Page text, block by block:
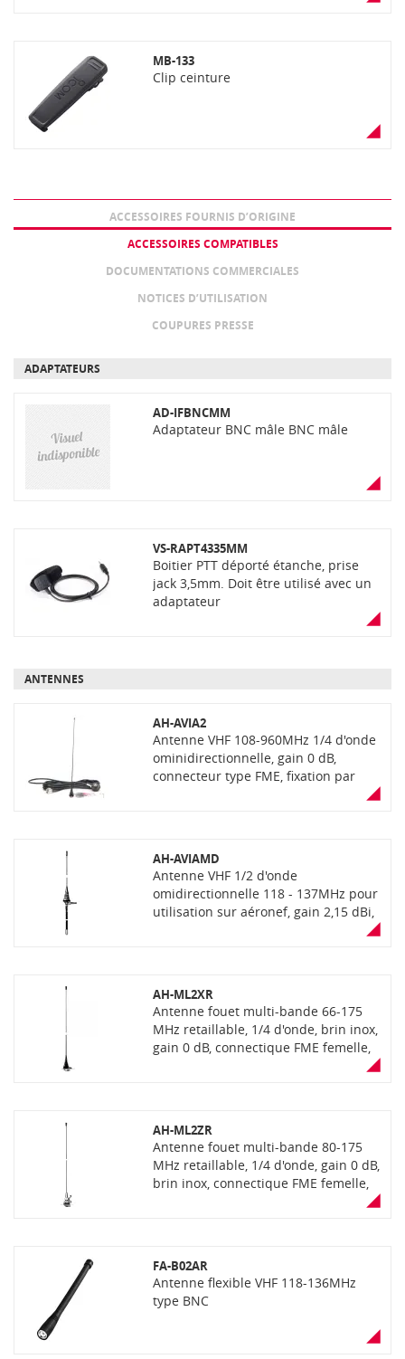
MB-133
Clip ceinture
ACCESSOIRES FOURNIS D’ORIGINE
ACCESSOIRES COMPATIBLES
DOCUMENTATIONS COMMERCIALES
NOTICES D’UTILISATION
COUPURES PRESSE
ADAPTATEURS
AD-IFBNCMM
Adaptateur BNC mâle BNC mâle
VS-RAPT4335MM
Boitier PTT déporté étanche, prise
jack 3,5mm. Doit être utilisé avec un
adaptateur
ANTENNES
AH-AVIA2
Antenne VHF 108-960MHz 1/4 d'onde
ominidirectionnelle, gain 0 dB,
connecteur type FME, fixation par
AH-AVIAMD
Antenne VHF 1/2 d'onde
omidirectionnelle 118 - 137MHz pour
utilisation sur aéronef, gain 2,15 dBi,
AH-ML2XR
Antenne fouet multi-bande 66-175
MHz retaillable, 1/4 d'onde, brin inox,
gain 0 dB, connectique FME femelle,
embase inclinable jusqu'à 30%, câble
AH-ML2ZR
Antenne fouet multi-bande 80-175
MHz retaillable, 1/4 d'onde, gain 0 dB,
brin inox, connectique FME femelle,
FA-B02AR
Antenne flexible VHF 118-136MHz
type BNC